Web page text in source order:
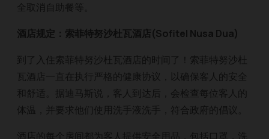
全取消自助餐等。
酒店规定：索菲特努沙杜瓦酒店(Sofitel Nusa Dua)
到了入住索菲特努沙杜瓦酒店的时间了！索菲特努沙杜
瓦酒店一直在执行严格的健康协议，以确保客人的安全
和舒适。据迪马斯说，客人到达后，会检查每位客人的
体温，并要求他们使用洗手液洗手，符合政府的倡议。
酒店的每个房间都为客人提供安全用品，包括口罩，洗